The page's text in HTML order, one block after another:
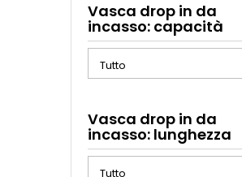
Vasca drop in da
incasso: capacità
Vasca drop in da
incasso: lunghezza